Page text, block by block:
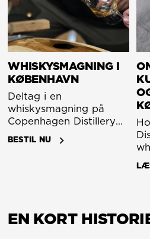
WHISKYSMAGNING I
KØBENHAVN
Deltag i en
whiskysmagning på
Copenhagen Distillery
hjertet af København.
Lær om dansk whisky,
tilberedt af vores
BESTIL NU
EN KORT